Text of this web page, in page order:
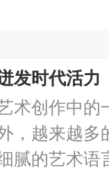
发时代活力
术创作中的
，越来越多
腻的艺术语